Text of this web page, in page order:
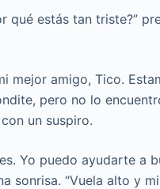
qué estás tan triste?”
mejor amigo, Tico.
pero no lo
un suspiro.
Yo puedo ayudarte a
sonrisa. “Vuela alto y